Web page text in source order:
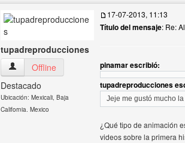
tupadreproducciones
tupadreproducciones Ver perfil del usuario
Offline
Destacado
Ubicación: Mexicali, Baja
California. Mexico
17-07-2013, 11:13
Título del mensaje: Re:
pinamar escribió:
tupadreproducciones
Jeje me gustó mucho
¿Qué tipo de animación
videos sobre la primera